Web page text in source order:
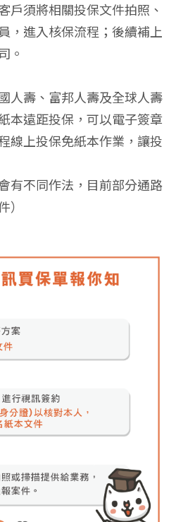
戶須將相關投保文件拍照、
，進入核保流程；後續補上
。
人壽、富邦人壽及全球人壽
本遠距投保，可以電子簽章
線上投保免紙本作業，讓投
有不同作法，目前部分通路